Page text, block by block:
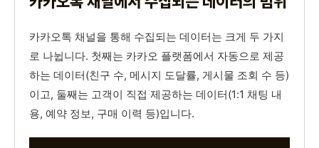
카카오톡 채널을 통해 수집되는 데이터는 크게 두 가지
로 나뉩니다. 첫째는 카카오 플랫폼에서 자동으로 제공
하는 데이터(친구 수, 메시지 도달률, 게시물 조회 수 등)
이고, 둘째는 고객이 직접 제공하는 데이터(1:1 채팅 내
용, 예약 정보, 구매 이력 등)입니다.